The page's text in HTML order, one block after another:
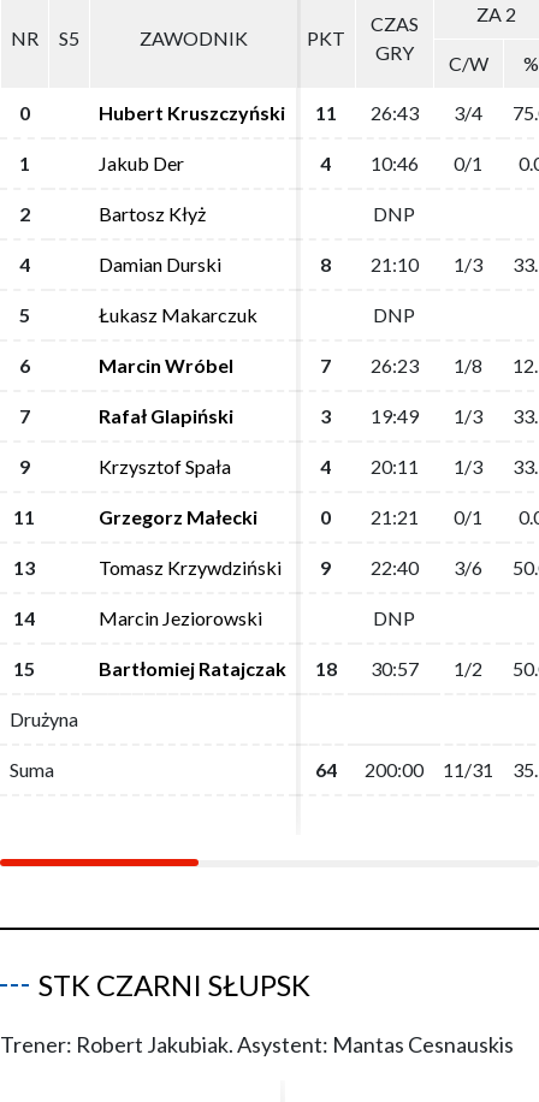
NR S5 ZAWODNIK PKT
CZAS
GRY
ZA 2
C/W %
0 Hubert Kruszczyński 11 26:43 3/4
1 Jakub Der 4 10:46 0/1
2 Bartosz Kłyż DNP
4 Damian Durski 8 21:10 1/3
5 Łukasz Makarczuk DNP
6 Marcin Wróbel 7 26:23 1/8
7 Rafał Glapiński 3 19:49 1/3
9 Krzysztof Spała 4 20:11 1/3
11 Grzegorz Małecki 0 21:21 0/1
13 Tomasz Krzywdziński 9 22:40 3/6
14 Marcin Jeziorowski DNP
15 Bartłomiej Ratajczak 18 30:57 1/2
Drużyna
Suma 64 200:00 11/31
NR S5 ZAWODNIK PKT
CZAS
GRY
ZA 2
C/W %
0 Hubert Kruszczyński 11 26:43 3/4
1 Jakub Der 4 10:46 0/1
2 Bartosz Kłyż DNP
4 Damian Durski 8 21:10 1/3
5 Łukasz Makarczuk DNP
6 Marcin Wróbel 7 26:23 1/8
7 Rafał Glapiński 3 19:49 1/3
9 Krzysztof Spała 4 20:11 1/3
11 Grzegorz Małecki 0 21:21 0/1
13 Tomasz Krzywdziński 9 22:40 3/6
14 Marcin Jeziorowski DNP
15 Bartłomiej Ratajczak 18 30:57 1/2
Drużyna
Suma 64 200:00 11/31
STK CZARNI SŁUPSK
Trener: Robert Jakubiak. Asystent: Mantas Cesnauskis